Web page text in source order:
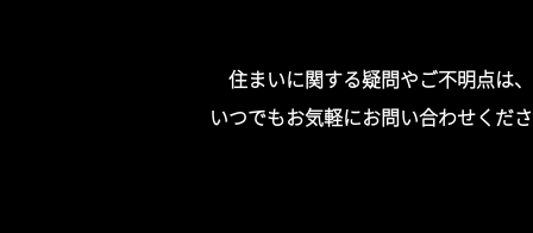
住まいに関する疑問やご不明点は、
いつでもお気軽にお問い合わせくだ